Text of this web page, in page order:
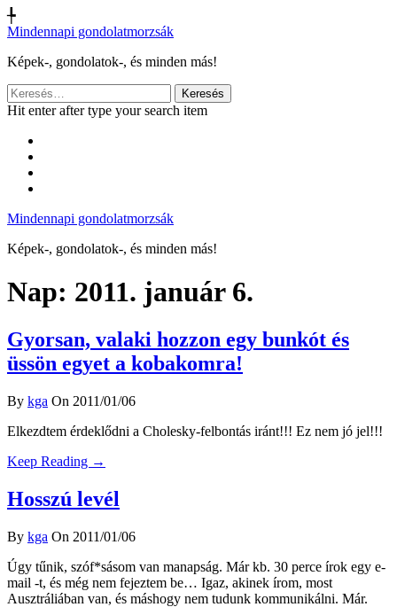
╄
Mindennapi gondolatmorzsák
Képek-, gondolatok-, és minden más!
Keresés:
Hit enter after type your search item
Mindennapi gondolatmorzsák
Képek-, gondolatok-, és minden más!
Nap: 2011. január 6.
Gyorsan, valaki hozzon egy bunkót és
üssön egyet a kobakomra!
By kga On 2011/01/06
Elkezdtem érdeklődni a Cholesky-felbontás iránt!!! Ez nem jó jel!!!
Keep Reading →
Hosszú levél
By kga On 2011/01/06
Úgy tűnik, szóf*sásom van manapság. Már kb. 30 perce írok egy e-
mail -t, és még nem fejeztem be… Igaz, akinek írom, most
Ausztráliában van, és máshogy nem tudunk kommunikálni. Már.